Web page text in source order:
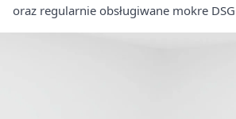
oraz regularnie obsługiwane mokre